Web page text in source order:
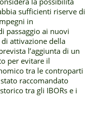
sufficienti riserve di
in
passaggio ai nuovi
di attivazione della
l’aggiunta di un
per evitare il
tra le controparti
raccomandato
tra gli IBORs e i